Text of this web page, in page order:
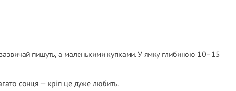
пишуть, а маленькими купками. У ямку глибиною 10–15
сонця — кріп це дуже любить.